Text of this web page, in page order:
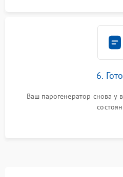
6.
Ваш парогенератор снова у